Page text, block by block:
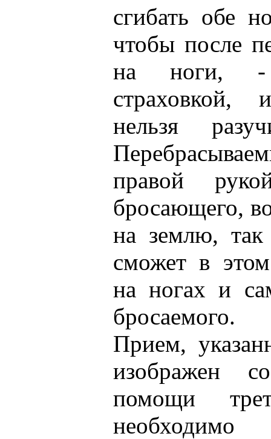
сгибать обе
чтобы после
на ноги, -
страховкой,
нельзя
правой
бросающего,
на землю,
сможет в
на ногах и
бросаемого.
Прием,
изображен
помощи